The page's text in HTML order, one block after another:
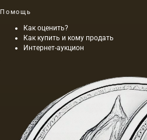
Помощь
Как оценить?
Как купить и кому продать
Интернет-аукцион